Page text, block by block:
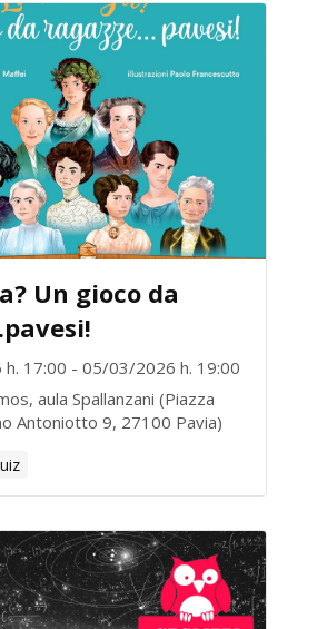
Un gioco da
17:00 - 05/03/2026 h. 19:00
aula Spallanzani (Piazza
Antoniotto 9, 27100 Pavia)